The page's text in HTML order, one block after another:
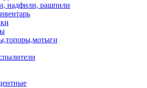
надфили, рашпили